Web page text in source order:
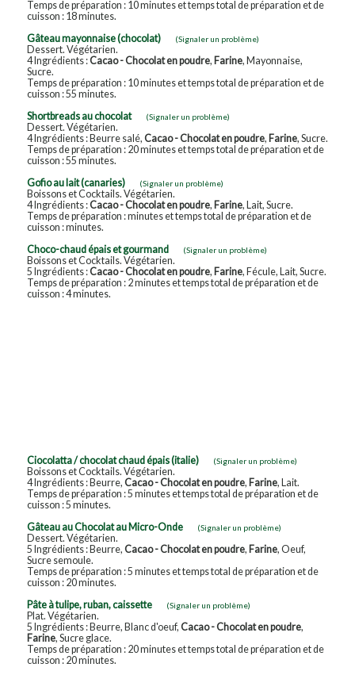
Temps de préparation : 10 minutes et temps total de préparation et de
cuisson : 18 minutes.
Gâteau mayonnaise (chocolat)
(Signaler un problème)
Dessert. Végétarien.
4 Ingrédients :Cacao - Chocolat en poudre, Farine, Mayonnaise,
Sucre.
Temps de préparation : 10 minutes et temps total de préparation et de
cuisson : 55 minutes.
Shortbreads au chocolat
(Signaler un problème)
Dessert. Végétarien.
4 Ingrédients : Beurre salé, Cacao - Chocolat en poudre, Farine, Sucre.
Temps de préparation : 20 minutes et temps total de préparation et de
cuisson : 55 minutes.
Gofio au lait (canaries)
(Signaler un problème)
Boissons et Cocktails. Végétarien.
4 Ingrédients :Cacao - Chocolat en poudre, Farine, Lait, Sucre.
Temps de préparation : minutes et temps total de préparation et de
cuisson : minutes.
Choco-chaud épais et gourmand
(Signaler un problème)
Boissons et Cocktails. Végétarien.
5 Ingrédients :Cacao - Chocolat en poudre, Farine, Fécule, Lait, Sucre.
Temps de préparation : 2 minutes et temps total de préparation et de
cuisson : 4 minutes.
Ciocolatta / chocolat chaud épais (italie) (Signaler un problème)
Boissons et Cocktails. Végétarien.
4 Ingrédients : Beurre, Cacao - Chocolat en poudre, Farine, Lait.
Temps de préparation : 5 minutes et temps total de préparation et de
cuisson : 5 minutes.
Gâteau au Chocolat au Micro-Onde
(Signaler un problème)
Dessert. Végétarien.
5 Ingrédients : Beurre, Cacao - Chocolat en poudre, Farine, Oeuf,
Sucre semoule.
Temps de préparation : 5 minutes et temps total de préparation et de
cuisson : 20 minutes.
Pâte à tulipe, ruban, caissette
(Signaler un problème)
Plat. Végétarien.
5 Ingrédients : Beurre, Blanc d'oeuf, Cacao - Chocolat en poudre,
Farine, Sucre glace.
Temps de préparation : 20 minutes et temps total de préparation et de
cuisson : 20 minutes.